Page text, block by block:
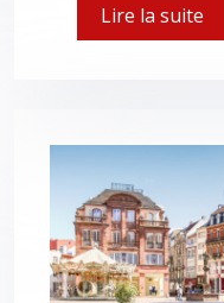
Lire la suite